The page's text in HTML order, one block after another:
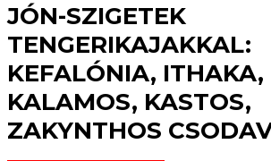
JÓN-SZIGETEK
TENGERIKAJAKKAL:
KEFALÓNIA, ITHAKA,
KALAMOS, KASTOS,
ZAKYNTHOS